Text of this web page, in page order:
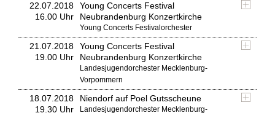
22.07.2018
16.00 Uhr
Young Concerts Festival
Neubrandenburg Konzertkirche
Young Concerts Festivalorchester
21.07.2018
19.00 Uhr
Young Concerts Festival
Neubrandenburg Konzertkirche
Landesjugendorchester Mecklenburg-
Vorpommern
18.07.2018
19.30 Uhr
Niendorf auf Poel Gutsscheune
Landesjugendorchester Mecklenburg-